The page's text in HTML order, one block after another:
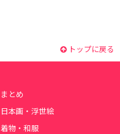
トップに戻る
まとめ
日本画・浮世絵
着物・和服